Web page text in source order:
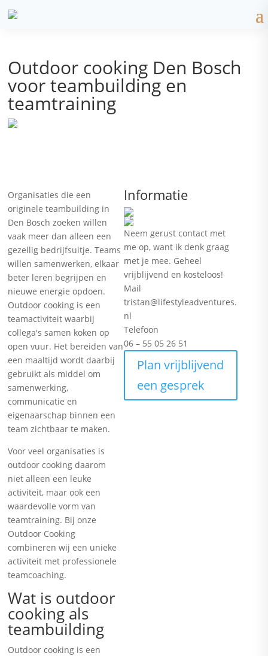
Outdoor cooking Den Bosch
voor teambuilding en
teamtraining
Organisaties die een
originele teambuilding in
Den Bosch zoeken willen
vaak meer dan alleen een
gezellig bedrijfsuitje. Teams
willen samenwerken, elkaar
beter leren begrijpen en
nieuwe energie opdoen.
Outdoor cooking is een
teamactiviteit waarbij
collega's samen koken op
open vuur. Het bereiden van
een maaltijd wordt daarbij
gebruikt als middel om
samenwerking,
communicatie en
eigenaarschap binnen een
team zichtbaar te maken.
Voor veel organisaties is
outdoor cooking daarom
niet alleen een leuke
activiteit, maar ook een
waardevolle vorm van
teamtraining. Bij onze
Outdoor Cooking
combineren wij een unieke
activiteit met professionele
teamcoaching.
Wat is outdoor
cooking als
teambuilding
Outdoor cooking is een
Informatie
Neem gerust contact met
me op, want ik denk graag
met je mee. Geheel
vrijblijvend en kosteloos!
Mail
tristan@lifestyleadventures.
nl
Telefoon
06 – 55 05 26 51
Plan vrijblijvend
een gesprek